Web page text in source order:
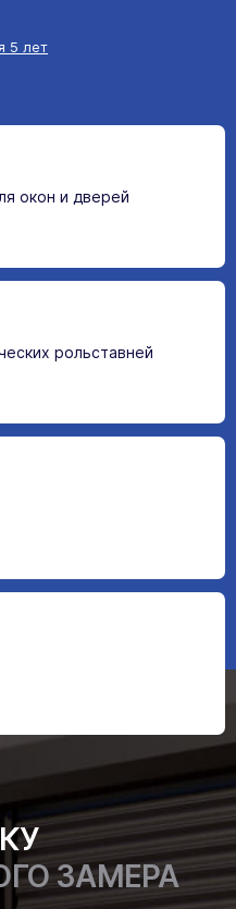
5 лет
окон и дверей
рольставней
ЗАМЕРА